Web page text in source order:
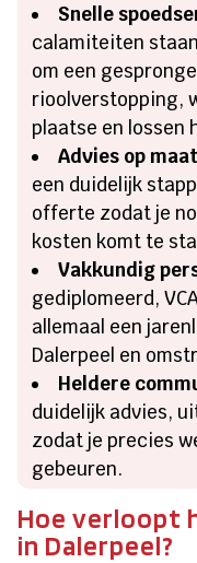
Snelle
calamiteiten
om een
rioolverstopping,
plaatse en lossen
Advies op maat
een duidelijk
offerte zodat je
kosten komt te
Vakkundig
gediplomeerd,
allemaal een
Dalerpeel en
Heldere
duidelijk advies,
zodat je precies
gebeuren.
Hoe verloopt
in Dalerpeel?